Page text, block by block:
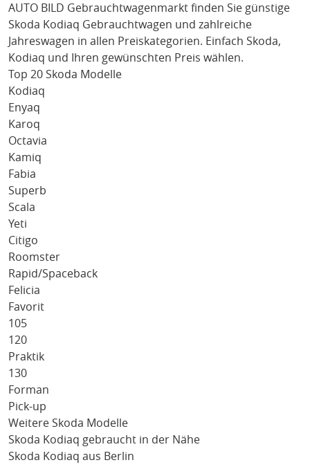
AUTO BILD Gebrauchtwagenmarkt finden Sie günstige
Skoda Kodiaq Gebrauchtwagen und zahlreiche
Jahreswagen in allen Preiskategorien. Einfach Skoda,
Kodiaq und Ihren gewünschten Preis wählen.
Top 20 Skoda Modelle
Kodiaq
Enyaq
Karoq
Octavia
Kamiq
Fabia
Superb
Scala
Yeti
Citigo
Roomster
Rapid/Spaceback
Felicia
Favorit
105
120
Praktik
130
Forman
Pick-up
Weitere Skoda Modelle
Skoda Kodiaq gebraucht in der Nähe
Skoda Kodiaq aus Berlin